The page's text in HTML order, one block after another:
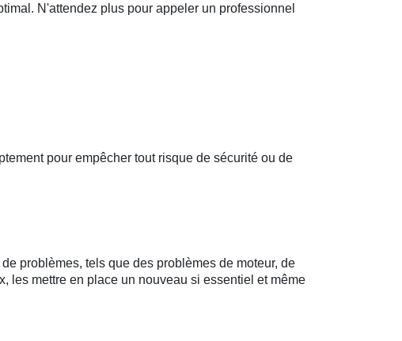
N'attendez plus pour appeler un professionnel
pour empêcher tout risque de sécurité ou de
problèmes, tels que des problèmes de moteur, de
les mettre en place un nouveau si essentiel et même